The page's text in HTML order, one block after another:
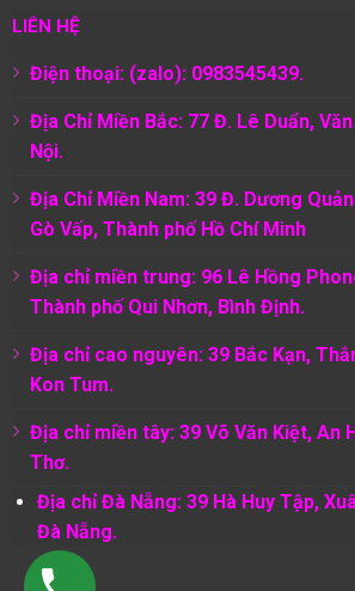
LIÊN HỆ
Điện thoại: (zalo): 0983545439.
Địa Chỉ Miền Bắc: 77 Đ. Lê Duẩn,
Nội.
Địa Chỉ Miền Nam: 39 Đ. Dương
Gò Vấp, Thành phố Hồ Chí Minh
Địa chỉ miền trung: 96 Lê Hồng
Thành phố Qui Nhơn, Bình Định.
Địa chỉ cao nguyên: 39 Bắc Kạn,
Kon Tum.
Địa chỉ miền tây: 39 Võ Văn Kiệt, An
Thơ.
Địa chỉ Đà Nẵng: 39 Hà Huy Tập,
Đà Nẵng.